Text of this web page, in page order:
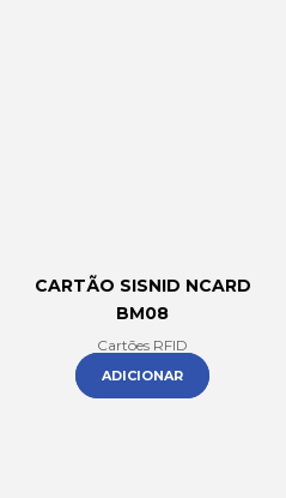
CARTÃO SISNID NCARD
BM08
Cartões RFID
ADICIONAR